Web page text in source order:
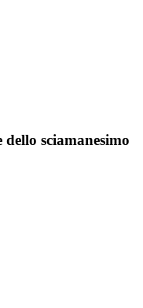
sciamanesimo